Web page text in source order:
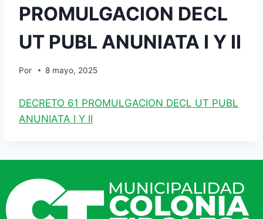
PROMULGACION DECL
UT PUBL ANUNIATA I Y II
Por 8 mayo, 2025
DECRETO 61 PROMULGACION DECL UT PUBL
ANUNIATA I Y II